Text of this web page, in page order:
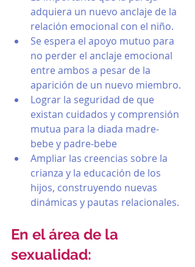
adquiera un nuevo anclaje de la
relación emocional con el niño.
Se espera el apoyo mutuo para
no perder el anclaje emocional
entre ambos a pesar de la
aparición de un nuevo miembro.
Lograr la seguridad de que
existan cuidados y comprensión
mutua para la diada madre-
bebe y padre-bebe
Ampliar las creencias sobre la
crianza y la educación de los
hijos, construyendo nuevas
dinámicas y pautas relacionales.
En el área de la
sexualidad: